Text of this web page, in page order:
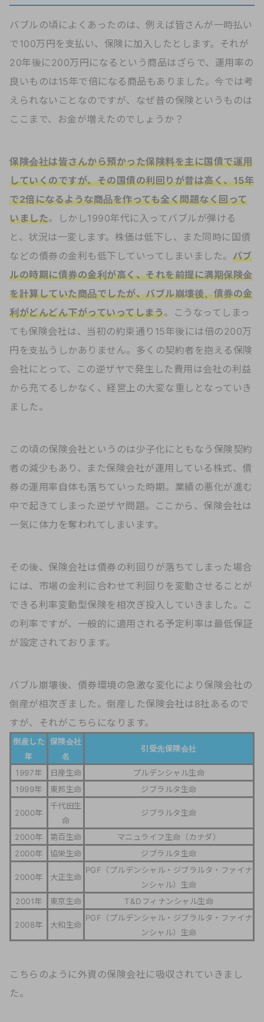
バブルの頃によくあったのは、例えば皆さんが一時払い
で100万円を支払い、保険に加入したとします。それが
20年後に200万円になるという商品はざらで、運用率の
良いものは15年で倍になる商品もありました。今では考
えられないことなのですが、なぜ昔の保険というものは
ここまで、お金が増えたのでしょうか？
保険会社は皆さんから預かった保険料を主に国債で運用
していくのですが、その国債の利回りが昔は高く、15年
で2倍になるような商品を作っても全く問題なく回って
いました。しかし1990年代に入ってバブルが弾ける
と、状況は一変します。株価は低下し、また同時に国債
などの債券の金利も低下していってしまいました。 バブ
ルの時期に債券の金利が高く、それを前提に満期保険金
を計算していた商品でしたが、バブル崩壊後、債券の金
利がどんどん下がっていってしまう。こうなってしまっ
ても保険会社は、当初の約束通り15年後には倍の200万
円を支払うしかありません。多くの契約者を抱える保険
会社にとって、この逆ザヤで発生した費用は会社の利益
から充てるしかなく、経営上の大変な重しとなっていき
ました。
この頃の保険会社というのは少子化にともなう保険契約
者の減少もあり、また保険会社が運用している株式、債
券の運用率自体も落ちていった時期。業績の悪化が進む
中で起きてしまった逆ザヤ問題。ここから、保険会社は
一気に体力を奪われてしまいます。
その後、保険会社は債券の利回りが落ちてしまった場合
には、市場の金利に合わせて利回りを変動させることが
できる利率変動型保険を相次ぎ投入していきました。こ
の利率ですが、一般的に適用される予定利率は最低保証
が設定されております。
バブル崩壊後、債券環境の急激な変化により保険会社の
倒産が相次ぎました。倒産した保険会社は8社あるので
すが、それがこちらになります。
倒産した
年
保険会社
名
引受先保険会社
1997年 日産生命
プルデンシャル生命
1999年
東邦生命 ジブラルタ生命
2000年
千代田生
命
ジブラルタ生命
2000年 第百生命
マニュライフ生命（カナダ）
2000年
協栄生命 ジブラルタ生命
2000年 大正生命
PGF（プルデンシャル・ジブラルタ・ファイナ
ンシャル）生命
2001年
東京生命 T&Dフィナンシャル生命
2008年 大和生命
PGF（プルデンシャル・ジブラルタ・ファイナ
ンシャル）生命
こちらのように外資の保険会社に吸収されていきまし
た。